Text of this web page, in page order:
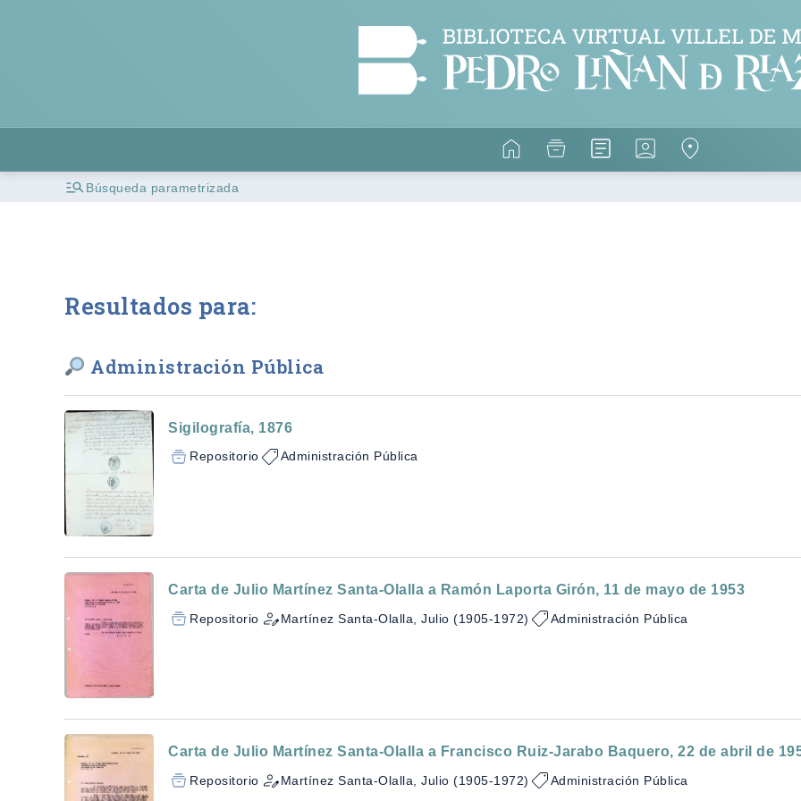
Búsqueda parametrizada
Resultados para:
Administración Pública
Sigilografía, 1876
Repositorio Administración Pública
Carta de Julio Martínez Santa-Olalla a Ramón Laporta Girón, 11 de mayo de 1953
Repositorio Martínez Santa-Olalla, Julio (1905-1972) Administración Pública
Carta de Julio Martínez Santa-Olalla a Francisco Ruiz-Jarabo Baquero, 22 de abril de
Repositorio Martínez Santa-Olalla, Julio (1905-1972) Administración Pública